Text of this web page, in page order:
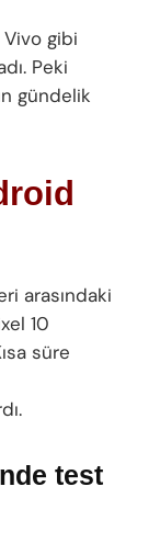
Vivo gibi
Peki
gündelik
arasındaki
10
süre
test